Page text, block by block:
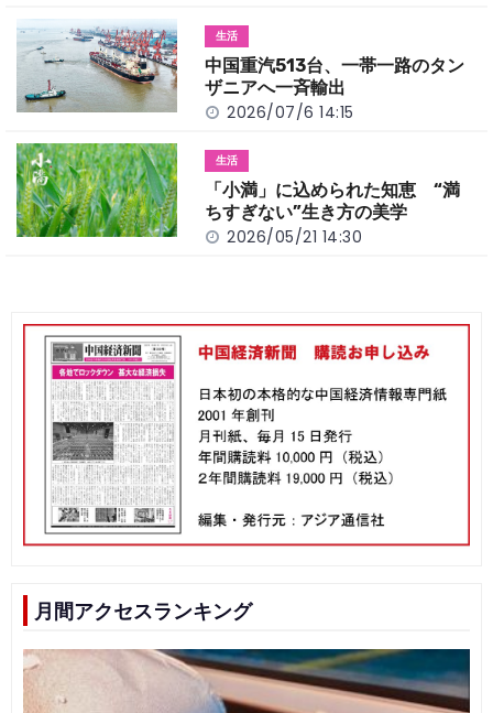
生活
中国重汽513台、一帯一路のタン
ザニアへ一斉輸出
2026/07/6 14:15
生活
「小満」に込められた知恵 “満
ちすぎない”生き方の美学
2026/05/21 14:30
月間アクセスランキング